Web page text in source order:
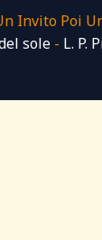
Invito Poi
sole - L. P.